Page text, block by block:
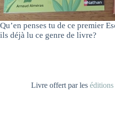
Qu’en penses tu de ce premier
ils déjà lu ce genre de livre?
Livre offert par les